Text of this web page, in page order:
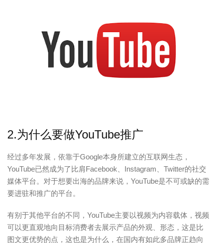
2.为什么要做YouTube推广
经过多年发展，依靠于Google本身所建立的互联网生态，
YouTube已然成为了比肩Facebook、Instagram、Twitter的社交
媒体平台。对于想要出海的品牌来说，YouTube是不可或缺的需
要进驻和推广的平台。
有别于其他平台的不同，YouTube主要以视频为内容载体，视频
可以更直观地向目标消费者去展示产品的外观、形态，这是比
图文更优势的点，这也是为什么，在国内有如此多品牌正趋向